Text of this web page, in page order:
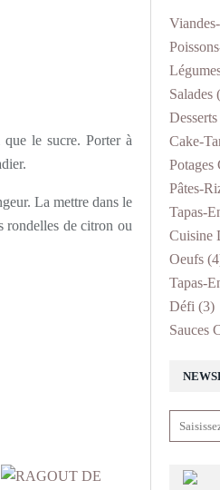
le sucre. Porter à
La mettre dans le
rondelles de citron ou
Salades
Cake-
Potages
Pâtes-
Tapas-
Cuisine
Oeufs
Tapas-
Défi (3)
Sauces